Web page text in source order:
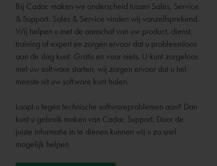
Bij Cadac maken we onderscheid tussen Sales, Service
& Support. Sales & Service vinden wij vanzelfsprekend.
Wij helpen u met de aanschaf van uw product, dienst,
training of expert en zorgen ervoor dat u probleemloos
aan de slag kunt. Gratis en voor niets. U kunt zorgeloos
met uw software starten, wij zorgen ervoor dat u het
meeste uit uw software kunt halen.
Loopt u tegen technische softwareproblemen aan? Dan
kunt u gebruik maken van Cadac Support. Door de
juiste informatie in te dienen kunnen wij u zo snel